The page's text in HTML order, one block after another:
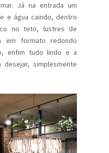
Já na entrada um
e água caindo, dentro
no teto, lustres de
em formato redondo
enfim tudo lindo e a
simplesmente